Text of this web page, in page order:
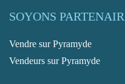
SOYONS
Vendre sur Pyramyde
Vendeurs sur Pyramyde